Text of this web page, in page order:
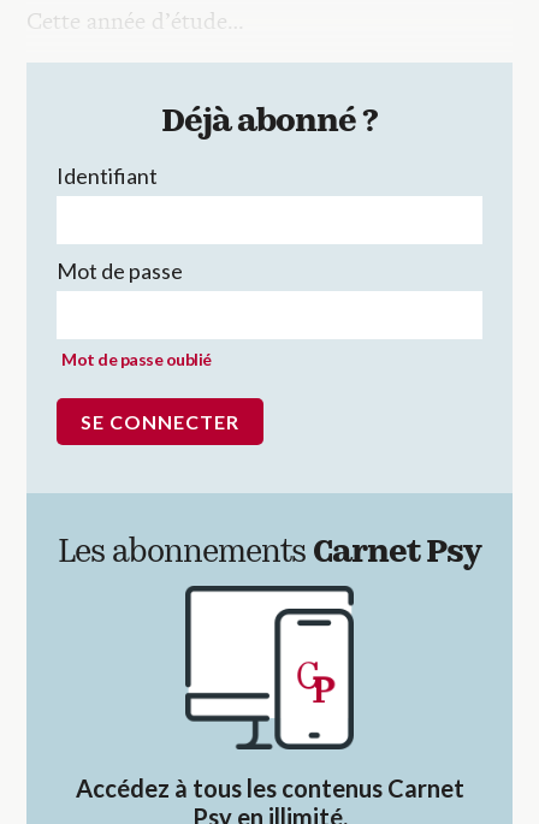
Cette année d’étude…
Déjà abonné ?
Identifiant
Mot de passe
Mot de passe oublié
Les abonnements Carnet Psy
Accédez à tous les contenus Carnet
Psy en illimité.